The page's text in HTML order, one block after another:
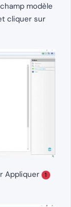
modèle
cliquer sur
Appliquer 1